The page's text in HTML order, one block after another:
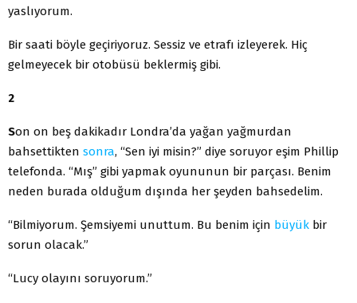
yaslıyorum.
Bir saati böyle geçiriyoruz. Sessiz ve etrafı izleyerek. Hiç
gelmeyecek bir otobüsü beklermiş gibi.
2
Son on beş dakikadır Londra’da yağan yağmurdan
bahsettikten sonra, “Sen iyi misin?” diye soruyor eşim Phillip
telefonda. “Mış” gibi yapmak oyununun bir parçası. Benim
neden burada olduğum dışında her şeyden bahsedelim.
“Bilmiyorum. Şemsiyemi unuttum. Bu benim için büyük bir
sorun olacak.”
“Lucy olayını soruyorum.”